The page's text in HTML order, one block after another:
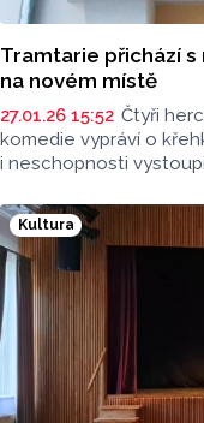
Tramtarie přichází s
na novém místě
27.01.26 15:52 Čtyři
komedie vypráví o
i neschopnosti
prkna. Uvede ji divadlo
Kultura